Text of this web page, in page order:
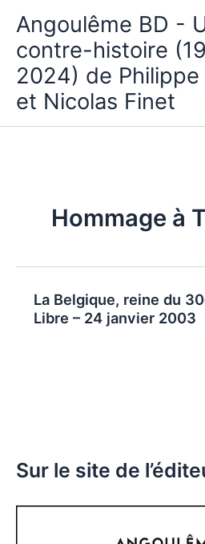
contenu
Angoulême BD -
contre-histoire
2024) de
et Nicolas Finet
Sur le site de
Hommage à
La Belgique, reine du
Libre – 24 janvier 2003